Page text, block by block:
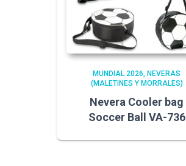
MUNDIAL 2026
NEVERAS
(MALETINES Y MORRALES)
Nevera Cooler bag
Soccer Ball VA-736